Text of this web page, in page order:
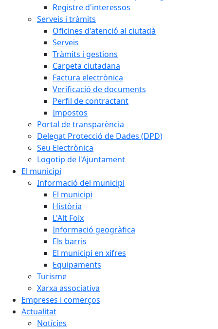
Registre d'interessos
Serveis i tràmits
Oficines d'atenció al ciutadà
Serveis
Tràmits i gestions
Carpeta ciutadana
Factura electrònica
Verificació de documents
Perfil de contractant
Impostos
Portal de transparència
Delegat Protecció de Dades (DPD)
Seu Electrònica
Logotip de l'Ajuntament
El municipi
Informació del municipi
El municipi
Història
L'Alt Foix
Informació geogràfica
Els barris
El municipi en xifres
Equipaments
Turisme
Xarxa associativa
Empreses i comerços
Actualitat
Notícies